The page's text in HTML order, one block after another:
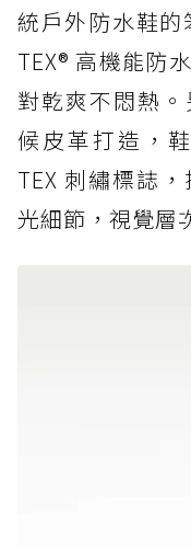
統戶外防水鞋的
TEX® 高機能防
對乾爽不悶熱
候皮革打造，
TEX 刺繡標誌
光細節，視覺層